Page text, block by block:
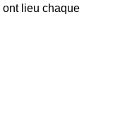
ont lieu chaque